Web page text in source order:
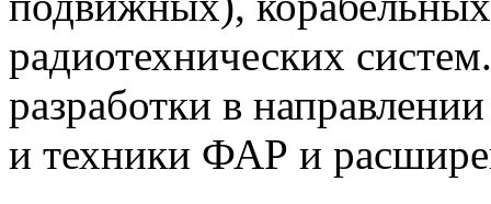
радиотехнических
разработки в
и техники ФАР и